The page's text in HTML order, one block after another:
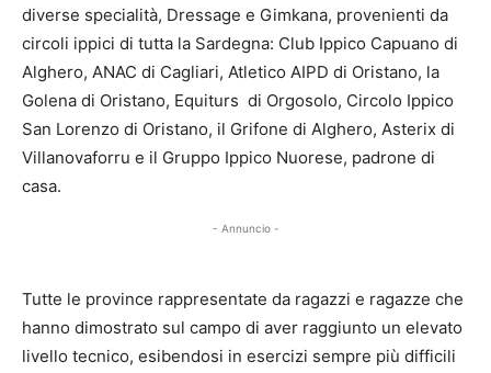
diverse specialità, Dressage e Gimkana, provenienti da
circoli ippici di tutta la Sardegna: Club Ippico Capuano di
Alghero, ANAC di Cagliari, Atletico AIPD di Oristano, la
Golena di Oristano, Equiturs di Orgosolo, Circolo Ippico
San Lorenzo di Oristano, il Grifone di Alghero, Asterix di
Villanovaforru e il Gruppo Ippico Nuorese, padrone di
casa.
- Annuncio -
Tutte le province rappresentate da ragazzi e ragazze che
hanno dimostrato sul campo di aver raggiunto un elevato
livello tecnico, esibendosi in esercizi sempre più difficili